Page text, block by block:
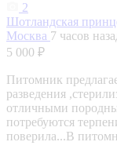
2
Шотландская
Москва 7 часов
5 000 ₽
Питомник
разведения
отличными
потребуются
поверила...В